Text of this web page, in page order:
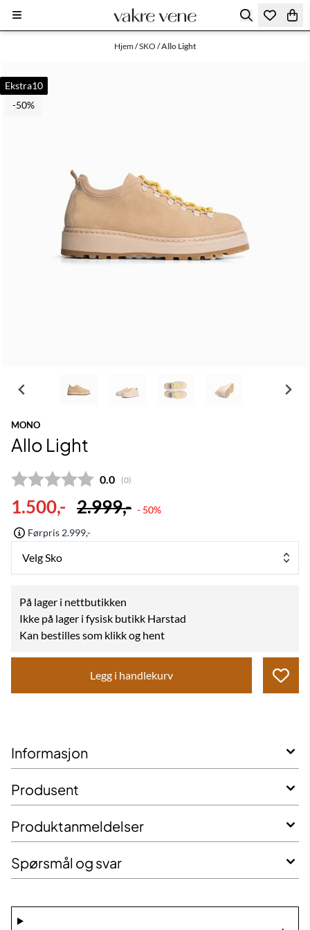
Hopp til innhold
Hjem/SKO /Allo Light
Ekstra10
-50%
MONO
Allo Light
Gjennomsnittskarakter:
0.0 (stemmer:
0)
1.500,- 2.999,- - 50%
Førpris 2.999,-
Velg Sko
På lager i nettbutikken
Ikke på lager i fysisk butikk Harstad
Kan bestilles som klikk og hent
Legg i handlekurv
Informasjon
Produsent
Produktanmeldelser
Spørsmål og svar